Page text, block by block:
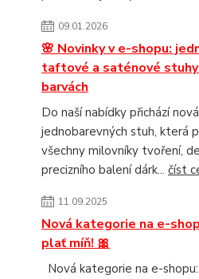
09.01.2026
🌸 Novinky v e-shopu:
taftové a saténové stuhy
barvách
Do naší nabídky přichází
jednobarevných stuh, která
všechny milovníky tvoření,
precizního balení dárk... číst
11.09.2025
Nová kategorie na e-
plať míň! 🎀
Nová kategorie na e-